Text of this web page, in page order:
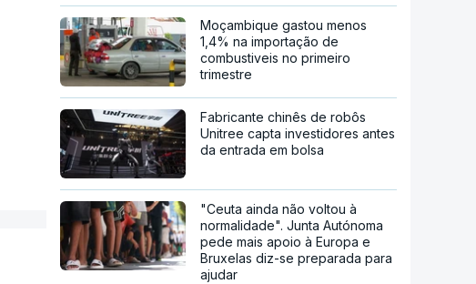
Moçambique gastou menos
1,4% na importação de
combustiveis no primeiro
trimestre
Fabricante chinês de robôs
Unitree capta investidores antes
da entrada em bolsa
"Ceuta ainda não voltou à
normalidade". Junta Autónoma
pede mais apoio à Europa e
Bruxelas diz-se preparada para
ajudar